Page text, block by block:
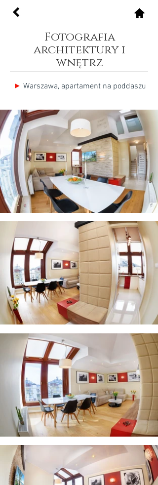
Fotografia
architektury i
wnętrz
► Warszawa, apartament na poddaszu